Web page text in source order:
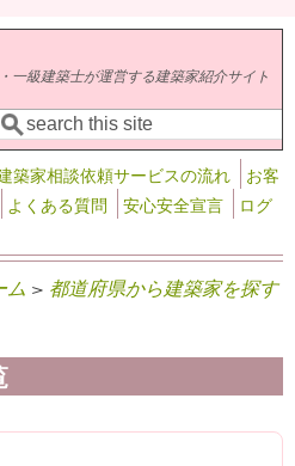
一級建築士が運営する建築家紹介サイト
索フォーム
検索
築家相談依頼サービスの流れ
お客
よくある質問 安心安全宣言
ログ
ム > 都道府県から建築家を探す